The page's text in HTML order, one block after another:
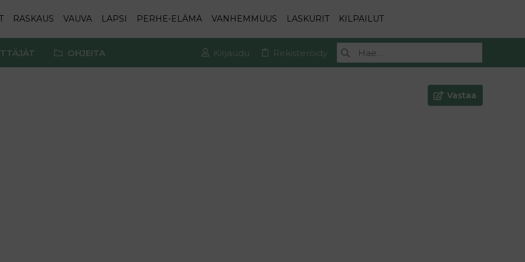
RASKAUS VAUVA LAPSI PERHE-ELÄMÄ VANHEMMUUS LASKURIT KILPAILUT
OHJEITA Kirjaudu Rekisteröidy
Vastaa